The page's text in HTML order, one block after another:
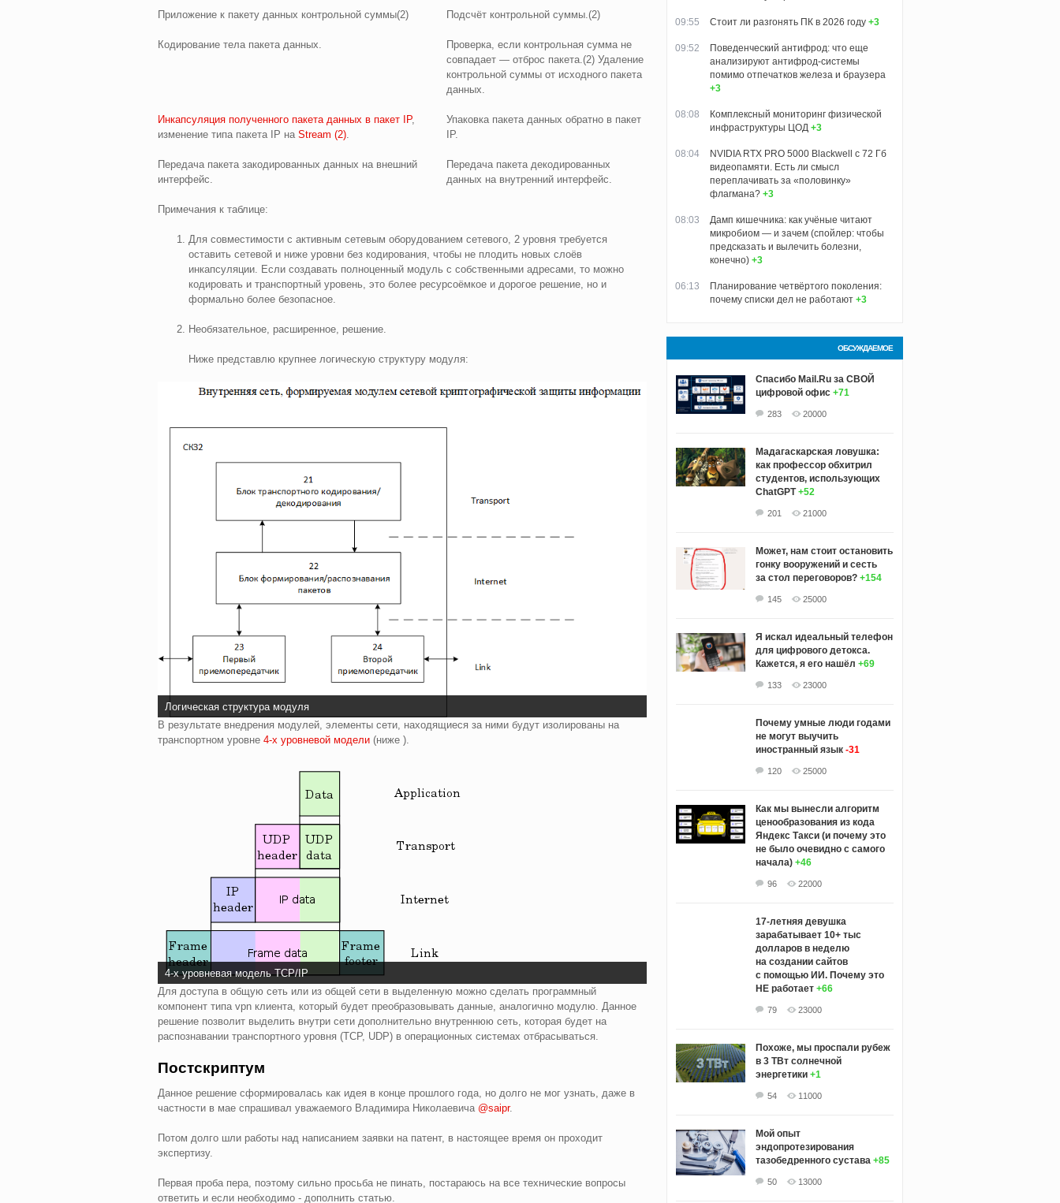
Приложение к пакету данных контрольной суммы(2) Подсчёт контрольной суммы.(2)
Кодирование тела пакета данных.
Проверка, если контрольная сумма не
совпадает — отброс пакета.(2) Удаление
контрольной суммы от исходного пакета
данных.
Инкапсуляция полученного пакета данных в пакет IP,
изменение типа пакета IP на Stream (2).
Упаковка пакета данных обратно в пакет
IP.
Передача пакета закодированных данных на внешний
интерфейс.
Передача пакета декодированных
данных на внутренний интерфейс.
Примечания к таблице:
Для совместимости с активным сетевым оборудованием сетевого, 2 уровня требуется
оставить сетевой и ниже уровни без кодирования, чтобы не плодить новых слоёв
инкапсуляции. Если создавать полноценный модуль с собственными адресами, то можно
кодировать и транспортный уровень, это более ресурсоёмкое и дорогое решение, но и
формально более безопасное.
Необязательное, расширенное, решение.
Ниже представлю крупнее логическую структуру модуля:
Логическая структура модуля
В результате внедрения модулей, элементы сети, находящиеся за ними будут изолированы на
транспортном уровне4-х уровневой модели(ниже ).
4-х уровневая модель TCP/IP
Для доступа в общую сеть или из общей сети в выделенную можно сделать программный
компонент типа vpn клиента, который будет преобразовывать данные, аналогично модулю. Данное
решение позволит выделить внутри сети дополнительно внутреннюю сеть, которая будет на
распознавании транспортного уровня (TCP, UDP) в операционных системах отбрасываться.
Постскриптум
Данное решение сформировалась как идея в конце прошлого года, но долго не мог узнать, даже в
частности в мае спрашивал уважаемого Владимира Николаевича @saipr.
Потом долго шли работы над написанием заявки на патент, в настоящее время он проходит
экспертизу.
Первая проба пера, поэтому сильно просьба не пинать, постараюсь на все технические вопросы
ответить и если необходимо - дополнить статью.
09:55 Стоит ли разгонять ПК в 2026 году +3
09:52
Поведенческий антифрод: что еще
анализируют антифрод-системы
помимо отпечатков железа и браузера
+3
08:08
Комплексный мониторинг физической
инфраструктуры ЦОД +3
08:04
NVIDIA RTX PRO 5000 Blackwell с 72 Гб
видеопамяти. Есть ли смысл
переплачивать за «половинку»
флагмана? +3
08:03
Дамп кишечника: как учёные читают
микробиом — и зачем (спойлер: чтобы
предсказать и вылечить болезни,
конечно) +3
06:13
Планирование четвёртого поколения:
почему списки дел не работают +3
ОБСУЖДАЕМОЕ
Спасибо Mail.Ru за СВОЙ
цифровой офис +71
283 20000
Мадагаскарская ловушка:
как профессор обхитрил
студентов, использующих
ChatGPT +52
201 21000
Может, нам стоит остановить
гонку вооружений и сесть
за стол переговоров? +154
145 25000
Я искал идеальный телефон
для цифрового детокса.
Кажется, я его нашёл +69
133 23000
Почему умные люди годами
не могут выучить
иностранный язык -31
120 25000
Как мы вынесли алгоритм
ценообразования из кода
Яндекс Такси (и почему это
не было очевидно с самого
начала) +46
96 22000
17-летняя девушка
зарабатывает 10+ тыс
долларов в неделю
на создании сайтов
с помощью ИИ. Почему это
НЕ работает +66
79 23000
Похоже, мы проспали рубеж
в 3 ТВт солнечной
энергетики +1
54 11000
Мой опыт
эндопротезирования
тазобедренного сустава +85
50 13000